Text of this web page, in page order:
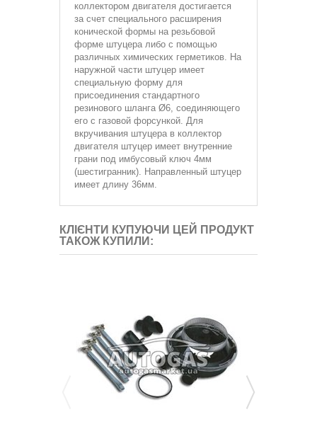
коллектором двигателя достигается
за счет специального расширения
конической формы на резьбовой
форме штуцера либо с помощью
различных химических герметиков. На
наружной части штуцер имеет
специальную форму для
присоединения стандартного
резинового шланга Ø6, соединяющего
его с газовой форсункой. Для
вкручивания штуцера в коллектор
двигателя штуцер имеет внутренние
грани под имбусовый ключ 4мм
(шестигранник). Направленный штуцер
имеет длину 36мм.
КЛІЄНТИ КУПУЮЧИ ЦЕЙ ПРОДУКТ
ТАКОЖ КУПИЛИ: